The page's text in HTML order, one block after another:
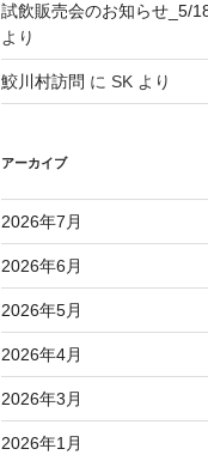
試飲販売会のお知らせ_5/
より
鮫川村訪問 に SKより
アーカイブ
2026年7月
2026年6月
2026年5月
2026年4月
2026年3月
2026年1月